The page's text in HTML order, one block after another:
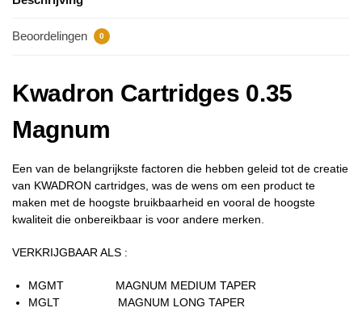
Beoordelingen 0
Kwadron Cartridges 0.35
Magnum
Een van de belangrijkste factoren die hebben geleid tot de creatie
van KWADRON cartridges, was de wens om een ​​product te
maken met de hoogste bruikbaarheid en vooral de hoogste
kwaliteit die onbereikbaar is voor andere merken.
VERKRIJGBAAR ALS :
MGMT MAGNUM MEDIUM TAPER
MGLT MAGNUM LONG TAPER